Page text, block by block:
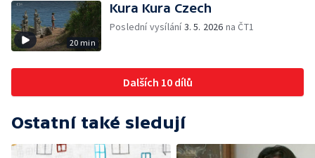
20 min
Kura Kura Czech
Poslední vysílání3. 5. 2026 na ČT1
Dalších 10 dílů
Ostatní také sledují